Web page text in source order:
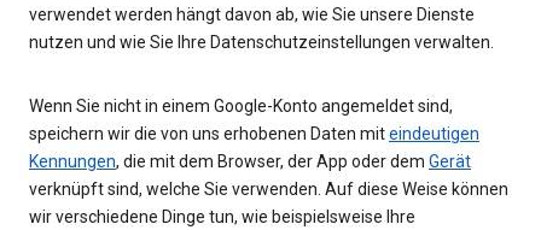
verwendet werden hängt davon ab, wie Sie unsere Dienste
nutzen und wie Sie Ihre Datenschutzeinstellungen verwalten.
Wenn Sie nicht in einem Google-Konto angemeldet sind,
speichern wir die von uns erhobenen Daten miteindeutigen
Kennungen, die mit dem Browser, der App oder dem Gerät
verknüpft sind, welche Sie verwenden. Auf diese Weise können
wir verschiedene Dinge tun, wie beispielsweise Ihre